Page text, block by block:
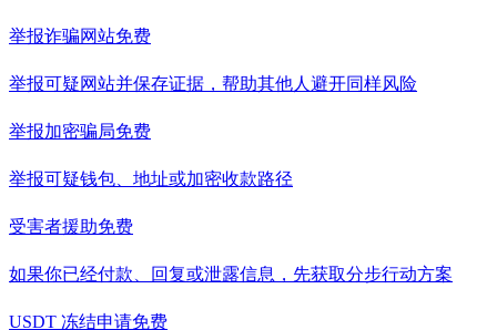
举报诈骗网站免费
举报可疑网站并保存证据，帮助其他人避开同样风险
举报加密骗局免费
举报可疑钱包、地址或加密收款路径
受害者援助免费
如果你已经付款、回复或泄露信息，先获取分步行动方案
USDT 冻结申请免费